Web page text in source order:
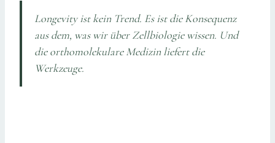
Longevity ist kein Trend. Es ist die Konsequenz
aus dem, was wir über Zellbiologie wissen. Und
die orthomolekulare Medizin liefert die
Werkzeuge.